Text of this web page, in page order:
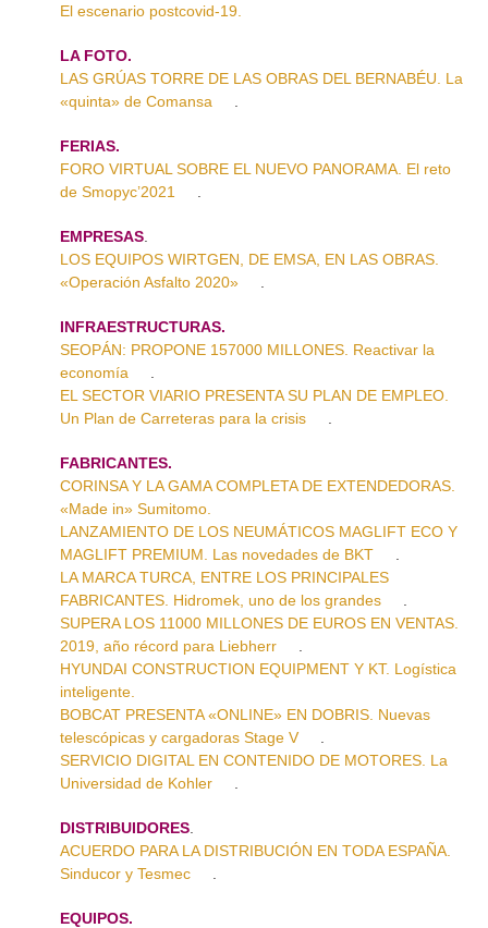
El escenario postcovid-19.
LA FOTO.
LAS GRÚAS TORRE DE LAS OBRAS DEL BERNABÉU. La
«quinta» de Comansa
FERIAS.
FORO VIRTUAL SOBRE EL NUEVO PANORAMA. El reto
de Smopyc’2021
EMPRESAS
LOS EQUIPOS WIRTGEN, DE EMSA, EN LAS OBRAS.
«Operación Asfalto 2020»
INFRAESTRUCTURAS.
SEOPÁN: PROPONE 157000 MILLONES. Reactivar la
economía
EL SECTOR VIARIO PRESENTA SU PLAN DE EMPLEO.
Un Plan de Carreteras para la crisis
FABRICANTES.
CORINSA Y LA GAMA COMPLETA DE EXTENDEDORAS.
«Made in» Sumitomo.
LANZAMIENTO DE LOS NEUMÁTICOS MAGLIFT ECO Y
MAGLIFT PREMIUM. Las novedades de BKT
LA MARCA TURCA, ENTRE LOS PRINCIPALES
FABRICANTES. Hidromek, uno de los grandes
SUPERA LOS 11000 MILLONES DE EUROS EN VENTAS.
2019, año récord para Liebherr
HYUNDAI CONSTRUCTION EQUIPMENT Y KT. Logística
inteligente.
BOBCAT PRESENTA «ONLINE» EN DOBRIS. Nuevas
telescópicas y cargadoras Stage V
SERVICIO DIGITAL EN CONTENIDO DE MOTORES. La
Universidad de Kohler
DISTRIBUIDORES
ACUERDO PARA LA DISTRIBUCIÓN EN TODA ESPAÑA.
Sinducor y Tesmec
EQUIPOS.